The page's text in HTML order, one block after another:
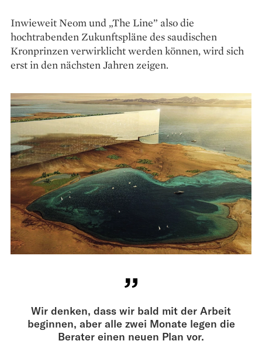
Inwieweit Neom und „The Line” also die
hochtrabenden Zukunftspläne des saudischen
Kronprinzen verwirklicht werden können, wird sich
erst in den nächsten Jahren zeigen.
Wir denken, dass wir bald mit der Arbeit
beginnen, aber alle zwei Monate legen die
Berater einen neuen Plan vor.